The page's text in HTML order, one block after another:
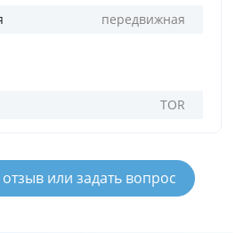
передвижная
TOR
или задать вопрос